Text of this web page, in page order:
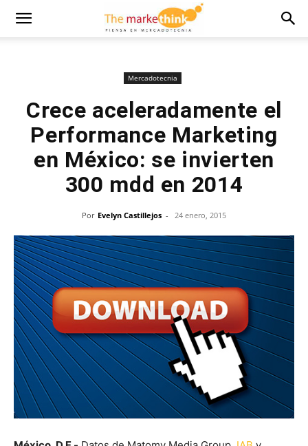
Mercadotecnia
Crece aceleradamente el
Performance Marketing
en México: se invierten
300 mdd en 2014
Por Evelyn Castillejos - 24 enero, 2015